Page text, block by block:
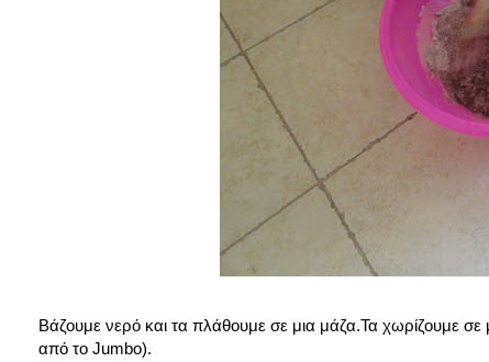
Βάζουμε νερό και τα πλάθουμε σε μια μάζα.Τα χωρίζουμε
από το Jumbo).